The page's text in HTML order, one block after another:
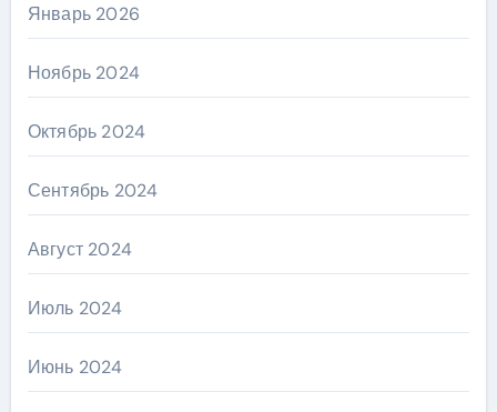
Январь 2026
Ноябрь 2024
Октябрь 2024
Сентябрь 2024
Август 2024
Июль 2024
Июнь 2024